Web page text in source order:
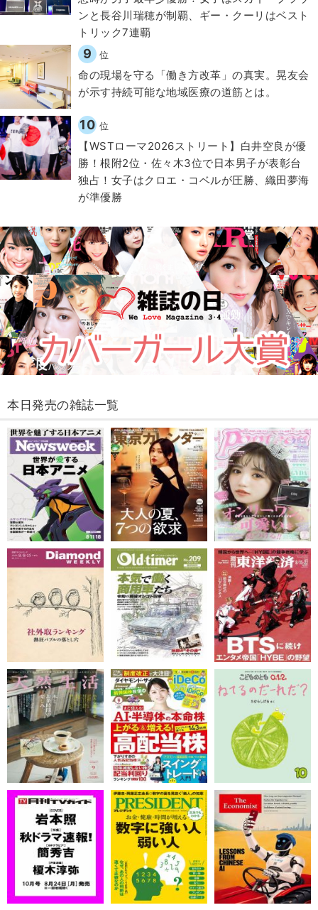
ンと長谷川瑞穂が制覇、ギー・クーリはベスト
トリック7連覇
9 位
​命の現場を守る「働き方改革」の真実。晃友会
が示す持続可能な地域医療の道筋とは。
10 位
【WSTローマ2026ストリート】白井空良が優
勝！根附2位・佐々木3位で日本男子が表彰台
独占！女子はクロエ・コベルが圧勝、織田夢海
が準優勝
本日発売の雑誌一覧